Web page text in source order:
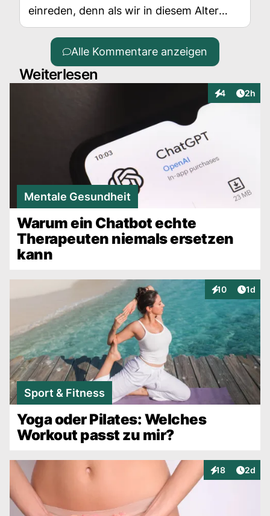
einreden, denn als wir in diesem Alter
waren, da war das doch gar nie ein
Thema oder Problem! Dasrauf kommt ein
normales Kind auch gar nicht. Da freut
man sich auf das kommende Spiel oder
Leistung kommt immer vom Elternhaus.
Alle Kommentare anzeigen
Weiterlesen
4
Interaktionen
2h
Mentale Gesundheit
Warum ein Chatbot echte
Therapeuten niemals ersetzen
kann
10
Interaktionen
1d
Sport & Fitness
Yoga oder Pilates: Welches
Workout passt zu mir?
18
Interaktionen
2d